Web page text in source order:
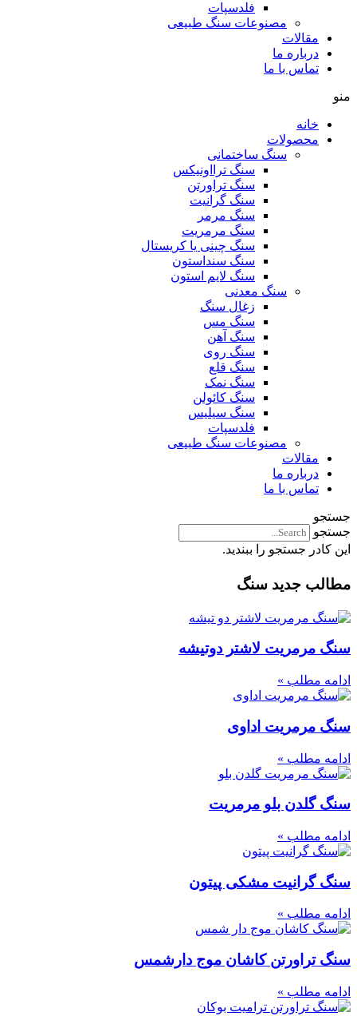
فلدسپات
مصنوعات سنگ طبیعی
مقالات
درباره ما
تماس با ما
منو
خانه
محصولات
سنگ ساختمانی
سنگ ترااونیکس
سنگ تراورتن
سنگ گرانیت
سنگ مرمر
سنگ مرمریت
سنگ چینی یا کریستال
سنگ سنداستون
سنگ لایم استون
سنگ معدنی
زغال سنگ
سنگ مس
سنگ آهن
سنگ روی
سنگ قلع
سنگ نمک
سنگ کائولن
سنگ سیلیس
فلدسپات
مصنوعات سنگ طبیعی
مقالات
درباره ما
تماس با ما
جستجو
جستجو
این کادر جستجو را ببندید.
مطالب جدید سنگ
سنگ مرمریت لاشتر دوتیشه
ادامه مطلب »
سنگ مرمریت اداوی
ادامه مطلب »
سنگ گلدن بلو مرمریت
ادامه مطلب »
سنگ گرانیت مشکی پیتون
ادامه مطلب »
سنگ تراورتن کاشان موج دارشمس
ادامه مطلب »